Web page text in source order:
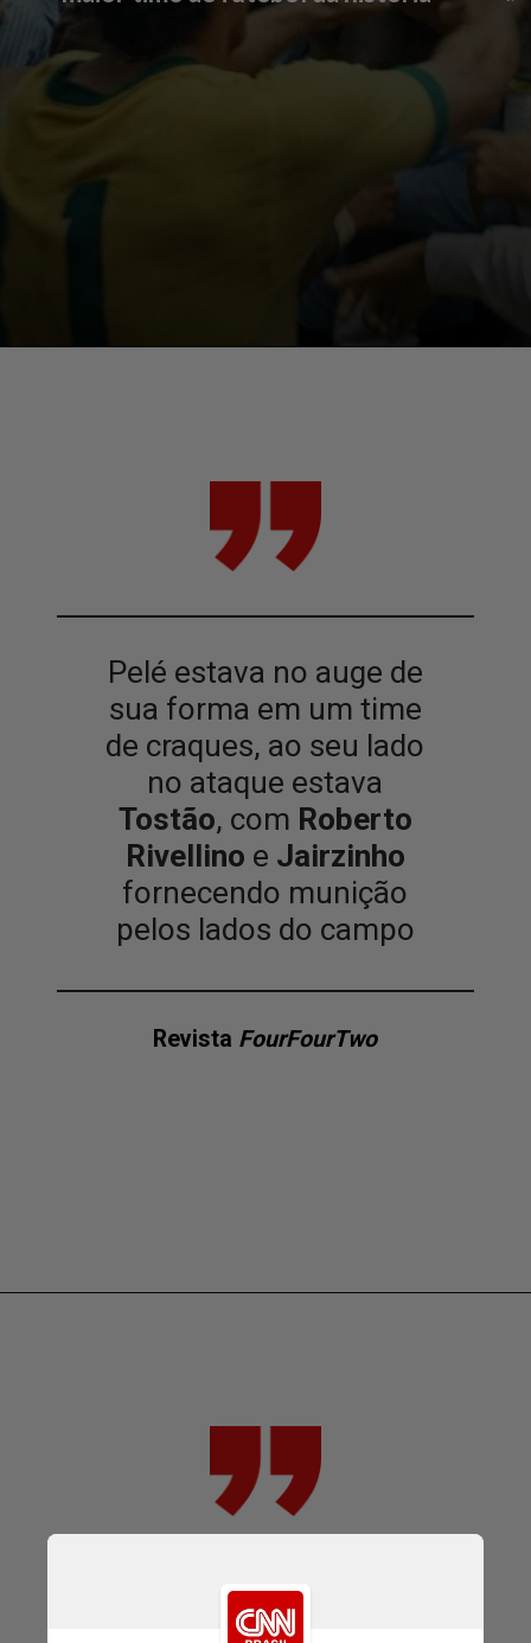
Pelé estava no auge de
sua forma em um time
de craques, ao seu lado
no ataque estava
Tostão, com Roberto
Rivellino e Jairzinho
fornecendo munição
pelos lados do campo
Revista FourFourTwo
A defesa não era das melhores,